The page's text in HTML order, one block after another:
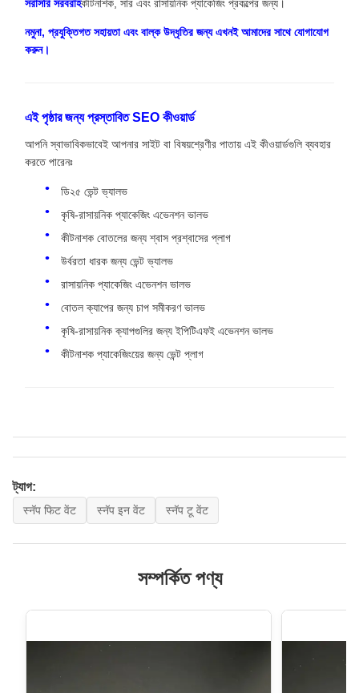
সরাসরি সরবরাহকীটনাশক, সার এবং রাসায়নিক প্যাকেজিং প্রকল্পের জন্য।
নমুনা, প্রযুক্তিগত সহায়তা এবং বাল্ক উদ্ধৃতির জন্য এখনই আমাদের সাথে যোগাযোগ
করুন।
এই পৃষ্ঠার জন্য প্রস্তাবিত SEO কীওয়ার্ড
আপনি স্বাভাবিকভাবেই আপনার সাইট বা বিষয়শ্রেণীর পাতায় এই কীওয়ার্ডগুলি ব্যবহার
করতে পারেনঃ
ডি২৫ ভেন্ট ভ্যালভ
কৃষি-রাসায়নিক প্যাকেজিং এভেনশন ভালভ
কীটনাশক বোতলের জন্য শ্বাস প্রশ্বাসের প্লাগ
উর্বরতা ধারক জন্য ভেন্ট ভ্যালভ
রাসায়নিক প্যাকেজিং এভেনশন ভালভ
বোতল ক্যাপের জন্য চাপ সমীকরণ ভালভ
কৃষি-রাসায়নিক ক্যাপগুলির জন্য ইপিটিএফই এভেনশন ভালভ
কীটনাশক প্যাকেজিংয়ের জন্য ভেন্ট প্লাগ
ট্যাগ:
स्नॅप फिट वेंट स्नॅप इन वेंट स्नॅप टू वेंट
সম্পর্কিত পণ্য